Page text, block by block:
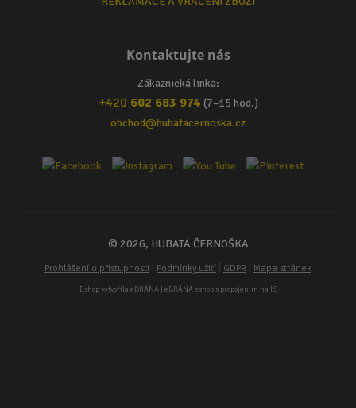
Kontaktujte nás
Zákaznická linka:
+420 602 683 974 (7–15 hod.)
obchod@hubatacernoska.cz
© 2026, HUBATÁ ČERNOŠKA
Prohlášení o přístupnosti Podmínky užití GDPR Mapa stránek
Eshop vytvořila eBRÁNA| eBRÁNA eshop s propojením na IS